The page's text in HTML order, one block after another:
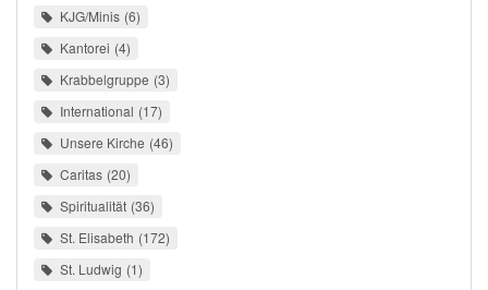
KJG/Minis 6
Kantorei 4
Krabbelgruppe 3
International 17
Unsere Kirche 46
Caritas 20
Spiritualität 36
St. Elisabeth 172
St. Ludwig 1